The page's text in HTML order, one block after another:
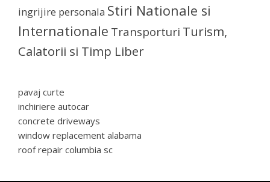
ingrijire personala Stiri Nationale si
Internationale Transporturi Turism,
Calatorii si Timp Liber
pavaj curte
inchiriere autocar
concrete driveways
window replacement alabama
roof repair columbia sc